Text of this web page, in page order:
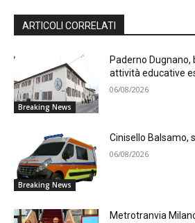
ARTICOLI CORRELATI
Breaking News
Paderno Dugnano,
attività educative
06/08/2026
Breaking News
Cinisello Balsamo,
06/08/2026
Metrotranvia